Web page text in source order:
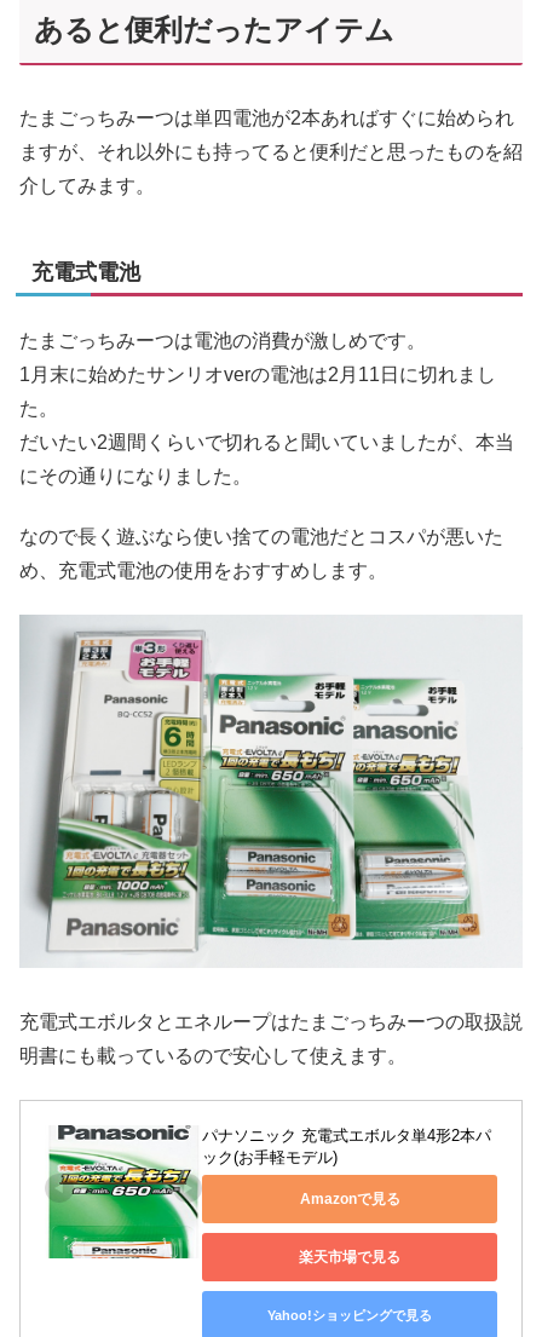
あると便利だったアイテム
たまごっちみーつは単四電池が2本あればすぐに始められ
ますが、それ以外にも持ってると便利だと思ったものを紹
介してみます。
充電式電池
たまごっちみーつは電池の消費が激しめです。
1月末に始めたサンリオverの電池は2月11日に切れまし
た。
だいたい2週間くらいで切れると聞いていましたが、本当
にその通りになりました。
なので長く遊ぶなら使い捨ての電池だとコスパが悪いた
め、充電式電池の使用をおすすめします。
充電式エボルタとエネループはたまごっちみーつの取扱説
明書にも載っているので安心して使えます。
パナソニック 充電式エボルタ単4形2本パ
ック(お手軽モデル)
Amazonで見る
楽天市場で見る
Yahoo!ショッピングで見る